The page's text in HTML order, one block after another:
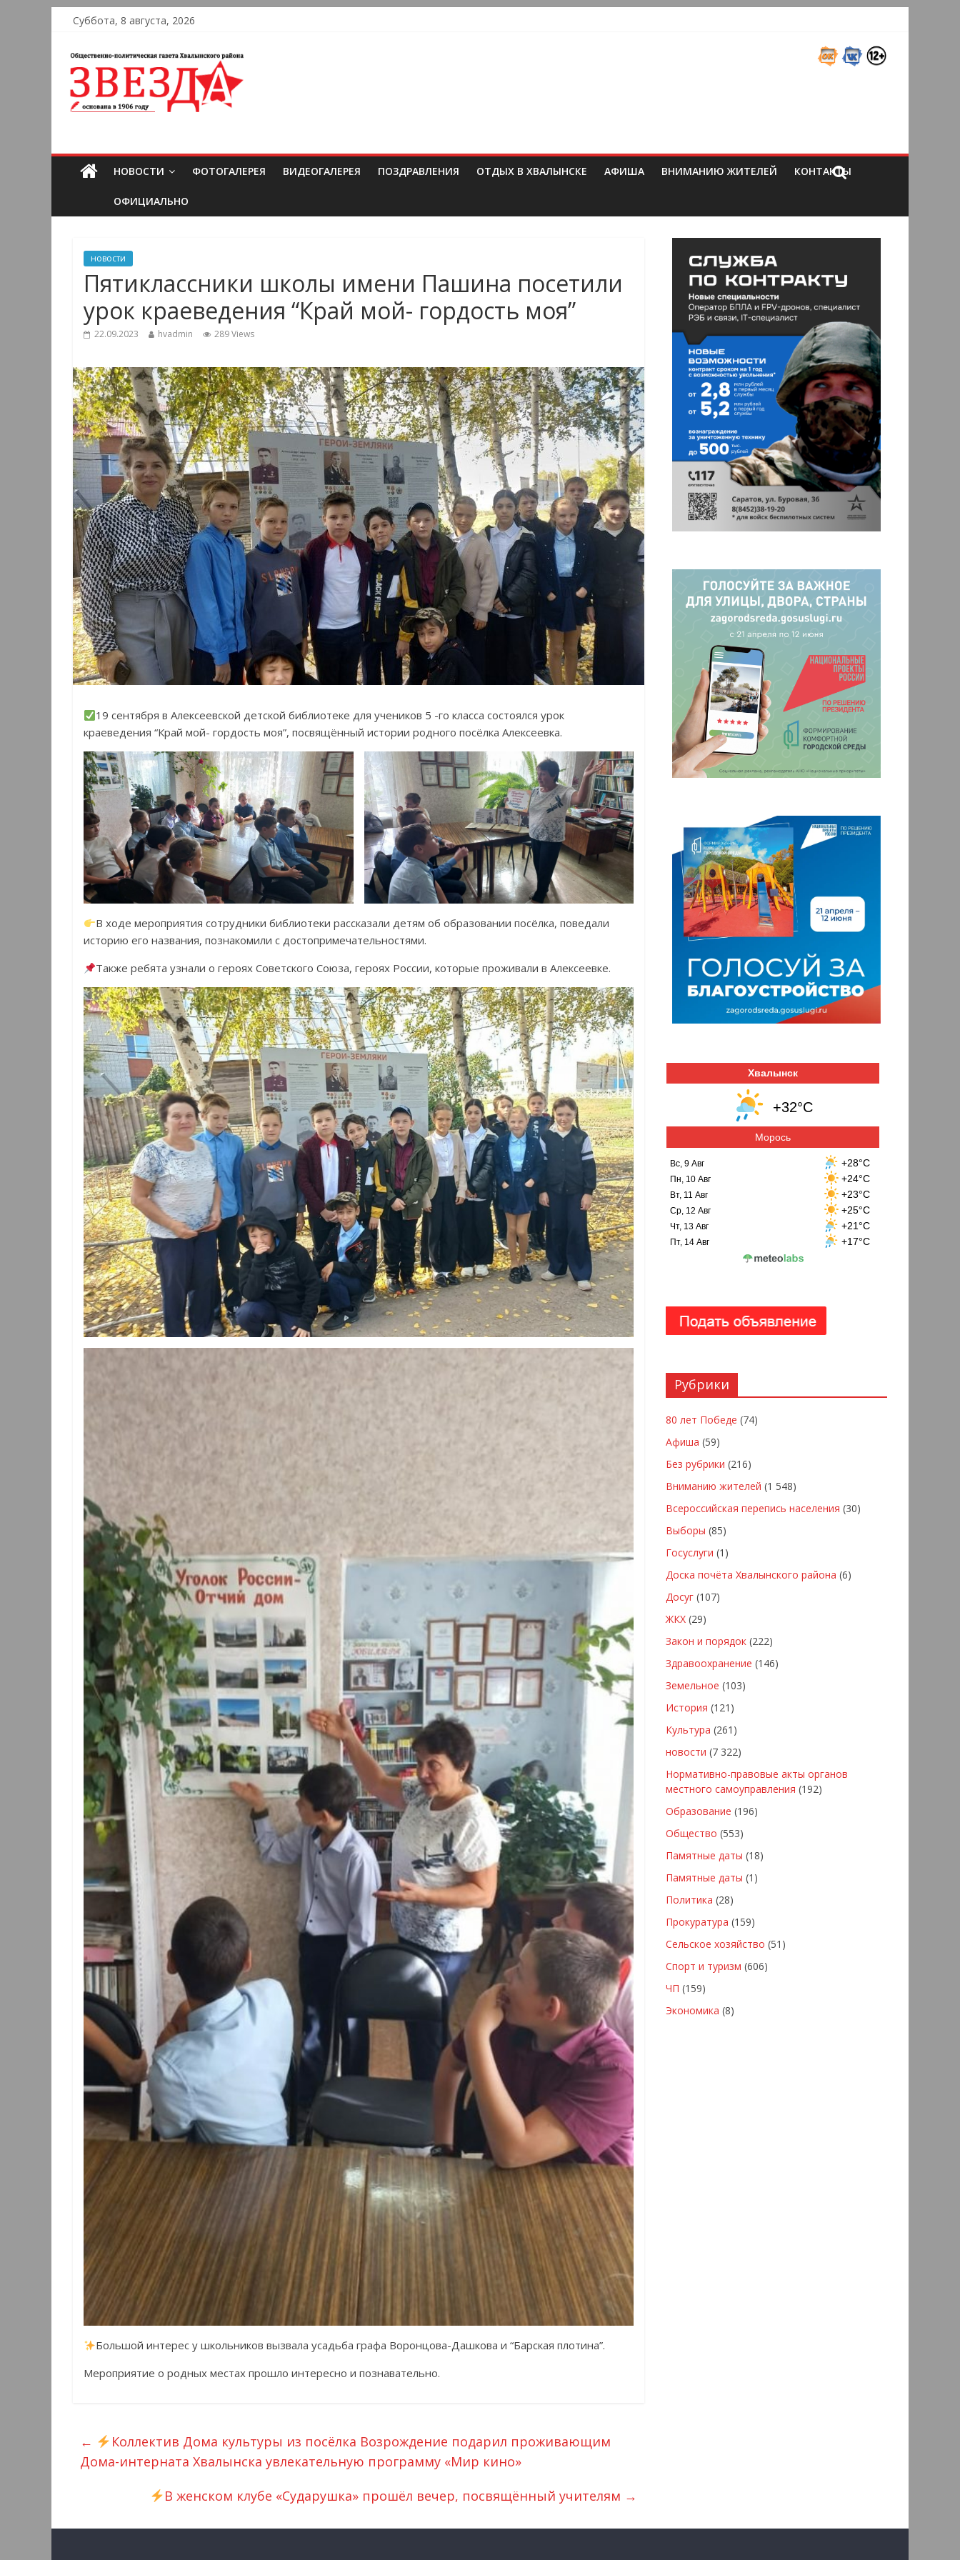
Суббота, 8 августа, 2026
НОВОСТИ ФОТОГАЛЕРЕЯ ВИДЕОГАЛЕРЕЯ ПОЗДРАВЛЕНИЯ ОТДЫХ В ХВАЛЫНСКЕ АФИША ВНИМАНИЮ ЖИТЕЛЕЙ КОНТАКТЫ
ОФИЦИАЛЬНО
новости
Пятиклассники школы имени Пашина посетили
урок краеведения “Край мой- гордость моя”
22.09.2023 hvadmin 289 Views
19 сентября в Алексеевской детской библиотеке для учеников 5 -го класса состоялся урок
краеведения “Край мой- гордость моя”, посвящённый истории родного посёлка Алексеевка.
В ходе мероприятия сотрудники библиотеки рассказали детям об образовании посёлка, поведали
историю его названия, познакомили с достопримечательностями.
Также ребята узнали о героях Советского Союза, героях России, которые проживали в Алексеевке.
Большой интерес у школьников вызвала усадьба графа Воронцова-Дашкова и “Барская плотина”.
Мероприятие о родных местах прошло интересно и познавательно.
←
Коллектив Дома культуры из посëлка Возрождение подарил проживающим
Дома-интерната Хвалынска увлекательную программу «Мир кино»
В женском клубе «Сударушка» прошёл вечер, посвящённый учителям →
Хвалынск
+32°C
Морось
Вс, 9 Авг +28°C
Пн, 10 Авг +24°C
Вт, 11 Авг +23°C
Ср, 12 Авг +25°C
Чт, 13 Авг +21°C
Пт, 14 Авг +17°C
Рубрики
80 лет Победе (74)
Афиша (59)
Без рубрики (216)
Вниманию жителей (1 548)
Всероссийская перепись населения (30)
Выборы (85)
Госуслуги (1)
Доска почёта Хвалынского района (6)
Досуг (107)
ЖКХ (29)
Закон и порядок (222)
Здравоохранение (146)
Земельное (103)
История (121)
Культура (261)
новости (7 322)
Нормативно-правовые акты органов
местного самоуправления (192)
Образование (196)
Общество (553)
Памятные даты (18)
Памятные даты (1)
Политика (28)
Прокуратура (159)
Сельское хозяйство (51)
Спорт и туризм (606)
ЧП (159)
Экономика (8)